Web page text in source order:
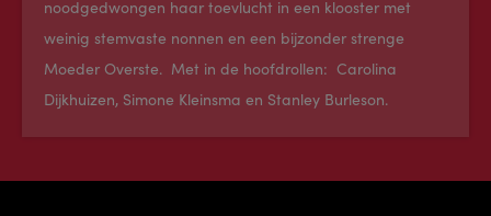
noodgedwongen haar toevlucht in een klooster met
weinig stemvaste nonnen en een bijzonder strenge
Moeder Overste. Met in de hoofdrollen: Carolina
Dijkhuizen, Simone Kleinsma en Stanley Burleson.